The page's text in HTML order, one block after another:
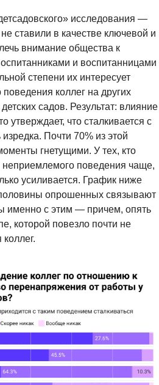
исследования —
ставили в качестве ключевой и
внимание общества к
и воспитанницами
степени их интересует
коллег на других
садов. Результат: влияние
утверждает, что сталкивается с
Почти 70% из этой
гнетущими. У тех, кто
неприемлемого поведения чаще,
усиливается. График ниже
опрошенных связывают
именно с этим — причем, опять
которой повезло почти не